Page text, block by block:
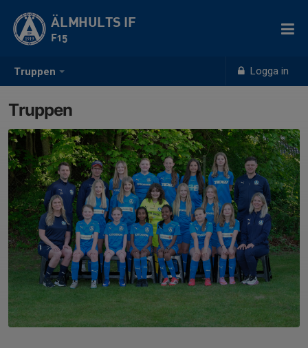
Truppen Logga in
ÄLMHULTS IF
F15
Truppen